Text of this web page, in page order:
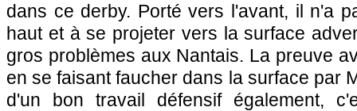
dans ce derby. Porté vers l'avant, il n'a
haut et à se projeter vers la surface
gros problèmes aux Nantais. La preuve
en se faisant faucher dans la surface par
d'un bon travail défensif également,